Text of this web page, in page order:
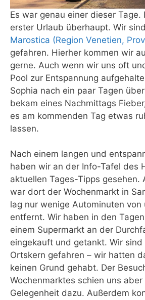
Es war genau einer dieser Tage.
erster Urlaub überhaupt. Wir
Marostica (Region Venetien,
gefahren. Hierher kommen wir
gerne. Auch wenn wir uns oft
Pool zur Entspannung
Sophia nach ein paar Tagen
bekam eines Nachmittags
es am kommenden Tag etwas
lassen.
Nach einem langen und
haben wir an der Info-Tafel des
aktuellen Tages-Tipps gesehen.
war dort der Wochenmarkt in
lag nur wenige Autominuten von
entfernt. Wir haben in den
einem Supermarkt an der
eingekauft und getankt. Wir
Ortskern gefahren – wir hatten
keinen Grund gehabt. Der
Wochenmarktes schien uns aber
Gelegenheit dazu. Außerdem